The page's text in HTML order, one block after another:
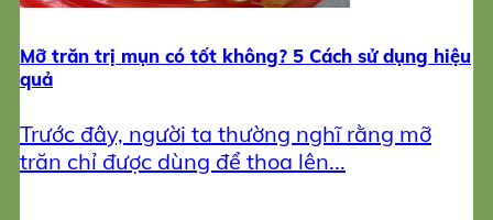
Mỡ trăn trị mụn có tốt không? 5 Cách sử dụng hiệu
quả
Trước đây, người ta thường nghĩ rằng mỡ
trăn chỉ được dùng để thoa lên...